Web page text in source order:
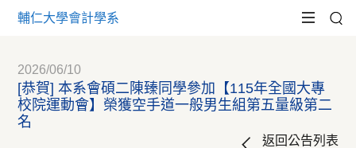
輔仁大學會計學系
2026/06/10
[恭賀] 本系會碩二陳臻同學參加【115年全國大專
校院運動會】榮獲空手道一般男生組第五量級第二
名
返回公告列表